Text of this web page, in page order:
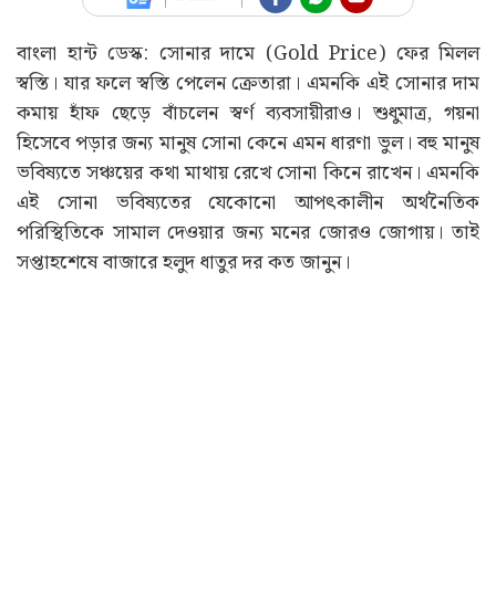
বাংলা হান্ট ডেস্ক: সোনার দামে (Gold Price) ফের মিলল
স্বস্তি। যার ফলে স্বস্তি পেলেন ক্রেতারা। এমনকি এই সোনার দাম
কমায় হাঁফ ছেড়ে বাঁচলেন স্বর্ণ ব্যবসায়ীরাও। শুধুমাত্র, গয়না
হিসেবে পড়ার জন্য মানুষ সোনা কেনে এমন ধারণা ভুল। বহু মানুষ
ভবিষ্যতে সঞ্চয়ের কথা মাথায় রেখে সোনা কিনে রাখেন। এমনকি
এই সোনা ভবিষ্যতের যেকোনো আপৎকালীন অর্থনৈতিক
পরিস্থিতিকে সামাল দেওয়ার জন্য মনের জোরও জোগায়। তাই
সপ্তাহশেষে বাজারে হলুদ ধাতুর দর কত জানুন।